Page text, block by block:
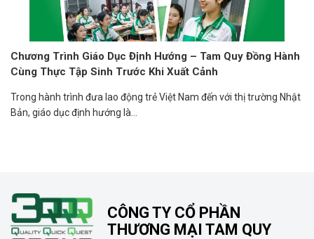
Chương Trình Giáo Dục Định Hướng – Tam Quy Đồng Hành
Cùng Thực Tập Sinh Trước Khi Xuất Cảnh
Trong hành trình đưa lao động trẻ Việt Nam đến với thị trường Nhật
Bản, giáo dục định hướng là...
CÔNG TY CỔ PHẦN
THƯƠNG MẠI TAM QUY